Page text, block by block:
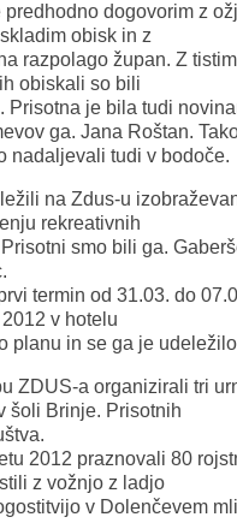
predhodno dogovorim z
obisk in z
razpolago župan. Z
obiskali so bili
Prisotna je bila tudi
ga. Jana Roštan.
nadaljevali tudi v bodoče.
na Zdus-u
rekreativnih
smo bili ga.
termin od 31.03. do
v hotelu
planu in se ga je
ZDUS-a organizirali tri
šoli Brinje. Prisotnih
2012 praznovali 80
z vožnjo z ladjo
v Dolenčevem